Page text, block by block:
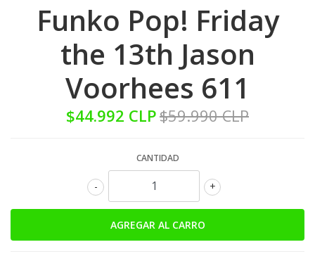
Funko Pop! Friday
the 13th Jason
Voorhees 611
$44.992 CLP$59.990 CLP
CANTIDAD
+
-